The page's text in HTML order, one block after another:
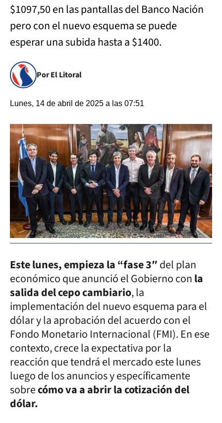
$1097,50 en las pantallas del Banco Nación
pero con el nuevo esquema se puede
esperar una subida hasta a $1400.
Por El Litoral
Lunes, 14 de abril de 2025 a las 07:51
Este lunes, empieza la “fase 3″del plan
económico que anunció el Gobierno conla
salida del cepo cambiario, la
implementación del nuevo esquema para el
dólar y la aprobación del acuerdo con el
Fondo Monetario Internacional (FMI). En ese
contexto, crece la expectativa por la
reacción que tendrá el mercado este lunes
luego de los anuncios y específicamente
sobrecómo va a abrir la cotización del
dólar.